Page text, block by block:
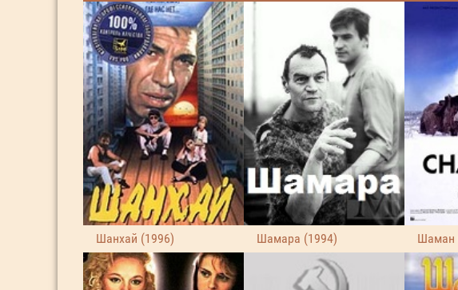
Шанхай (1996) Шамара (1994) Шаман